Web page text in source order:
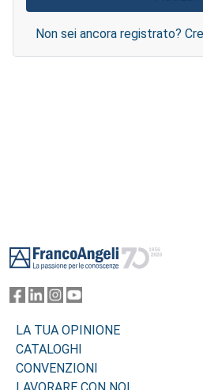
Non sei ancora registrato?
LA TUA OPINIONE
CATALOGHI
CONVENZIONI